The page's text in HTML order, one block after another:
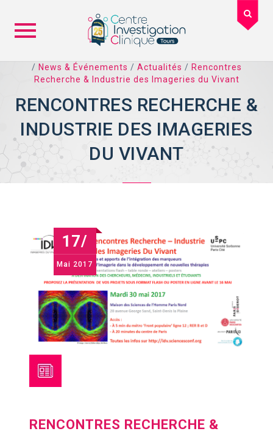
/ News & Événements / Actualités / Rencontres
Recherche & Industrie des Imageries du Vivant
RENCONTRES RECHERCHE &
INDUSTRIE DES IMAGERIES
DU VIVANT
17/
Mai 2017
RENCONTRES RECHERCHE &